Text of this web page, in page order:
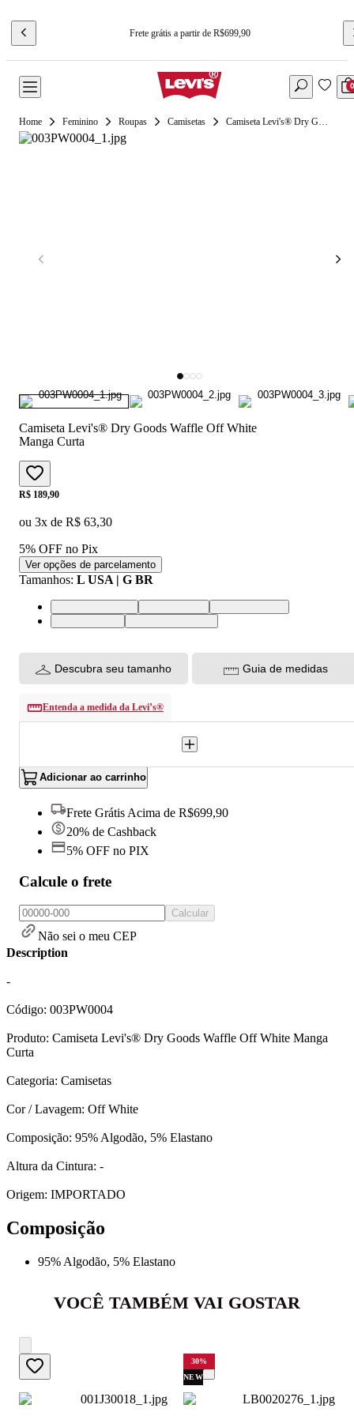
Frete grátis a partir de R$699,90
0
Feminino Roupas Camisetas Camiseta Levi's® Dry Goods Waffle Off White Manga Curta
Camiseta Levi's® Dry Goods Waffle Off White
Manga Curta
Price:
R$ 189,90
ou 3x de R$ 63,30
5% OFF no Pix
Ver opções de parcelamento
Tamanhos: L USA | G BR
XS USA | PP BRS USA | P BRM USA | M BR
L USA | G BRXL USA | GG BR
Descubra seu tamanho Guia de medidas
Entenda a medida da Levi’s®
Adicionar ao carrinho
Frete Grátis Acima de R$699,90
20% de Cashback
5% OFF no PIX
Calcule o frete
Calcular
Não sei o meu CEP
Description
-
Código: 003PW0004
Produto: Camiseta Levi's® Dry Goods Waffle Off White Manga
Curta
Categoria: Camisetas
Cor / Lavagem: Off White
Composição: 95% Algodão, 5% Elastano
Altura da Cintura: -
Origem: IMPORTADO
Composição
95% Algodão, 5% Elastano
VOCÊ TAMBÉM VAI GOSTAR
30%
NEW